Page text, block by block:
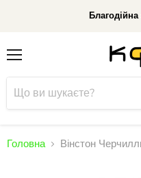
Головна Вінстон